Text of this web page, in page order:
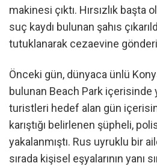
makinesi çıktı. Hırsızlık başta
suç kaydı bulunan şahıs
tutuklanarak cezaevine
Önceki gün, dünyaca ünlü
bulunan Beach Park içerisinde
turistleri hedef alan gün
karıştığı belirlenen şüpheli,
yakalanmıştı. Rus uyruklu bir
sırada kişisel eşyalarının yanı